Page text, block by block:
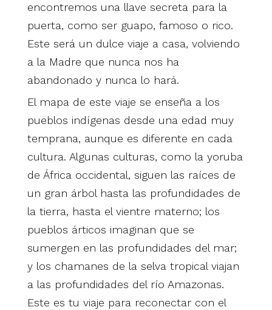
encontremos una llave secreta para la
puerta, como ser guapo, famoso o rico.
Este será un dulce viaje a casa, volviendo
a la Madre que nunca nos ha
abandonado y nunca lo hará.
El mapa de este viaje se enseña a los
pueblos indígenas desde una edad muy
temprana, aunque es diferente en cada
cultura. Algunas culturas, como la yoruba
de África occidental, siguen las raíces de
un gran árbol hasta las profundidades de
la tierra, hasta el vientre materno; los
pueblos árticos imaginan que se
sumergen en las profundidades del mar;
y los chamanes de la selva tropical viajan
a las profundidades del río Amazonas.
Este es tu viaje para reconectar con el